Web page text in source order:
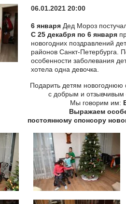
06.01.2021 20:00
6 января Дед Мороз
С 25 декабря по 6 января
новогодних поздравлений
районов Санкт-Петербурга.
особенности заболевания
хотела одна девочка.
Подарить детям новогоднюю
с добрым и
Мы говорим им:
Выражаем
постоянному спонсору